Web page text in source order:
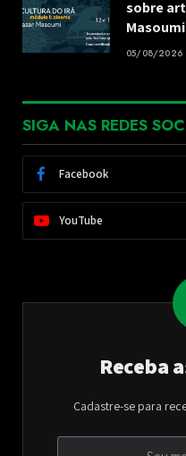
sobre
Masoumi
05/08/2026
SIGA NAS REDES
Facebook
YouTube
Receba
Cadastre-se para